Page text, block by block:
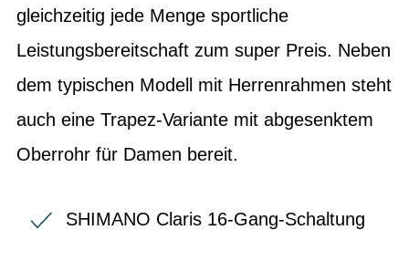
gleichzeitig jede Menge sportliche
Leistungsbereitschaft zum super Preis. Neben
dem typischen Modell mit Herrenrahmen steht
auch eine Trapez-Variante mit abgesenktem
Oberrohr für Damen bereit.
SHIMANO Claris 16-Gang-Schaltung